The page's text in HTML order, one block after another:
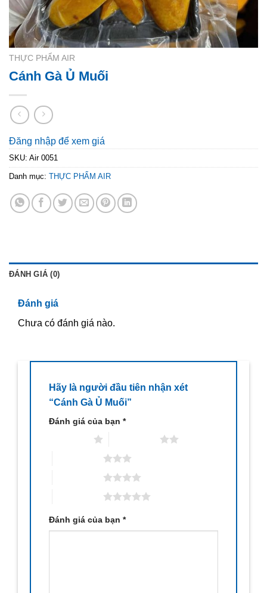
THỰC PHẨM AIR
Cánh Gà Ủ Muối
Đăng nhập để xem giá
SKU: Air 0051
Danh mục: THỰC PHẨM AIR
ĐÁNH GIÁ (0)
Đánh giá
Chưa có đánh giá nào.
Hãy là người đầu tiên nhận xét
“Cánh Gà Ủ Muối”
Đánh giá của bạn *
Đánh giá của bạn *